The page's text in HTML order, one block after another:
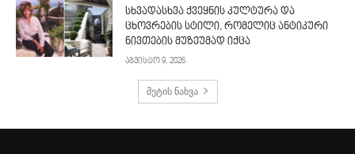
სხვადასხვა ქვეყნის კულტურა და
ცხოვრების სტილი, რომელიც ანტიკური
ნივთების მუზეუმად იქცა
აგვისტო 9, 2026
მეტის ნახვა